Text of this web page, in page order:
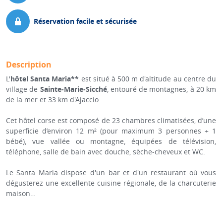
Réservation facile et sécurisée
Description
L'hôtel Santa Maria** est situé à 500 m d'altitude au centre du
village de Sainte-Marie-Sicché, entouré de montagnes, à 20 km
de la mer et 33 km d'Ajaccio.
Cet hôtel corse est composé de 23 chambres climatisées, d’une
superficie d’environ 12 m² (pour maximum 3 personnes + 1
bébé), vue vallée ou montagne, équipées de télévision,
téléphone, salle de bain avec douche, sèche-cheveux et WC.
Le Santa Maria dispose d'un bar et d'un restaurant où vous
dégusterez une excellente cuisine régionale, de la charcuterie
maison…